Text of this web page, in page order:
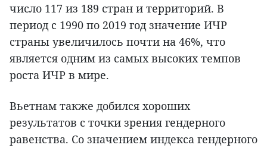
число 117 из 189 стран и территорий. В
период с 1990 по 2019 год значение ИЧР
страны увеличилось почти на 46%, что
является одним из самых высоких темпов
роста ИЧР в мире.
Вьетнам также добился хороших
результатов с точки зрения гендерного
равенства. Со значением индекса гендерного